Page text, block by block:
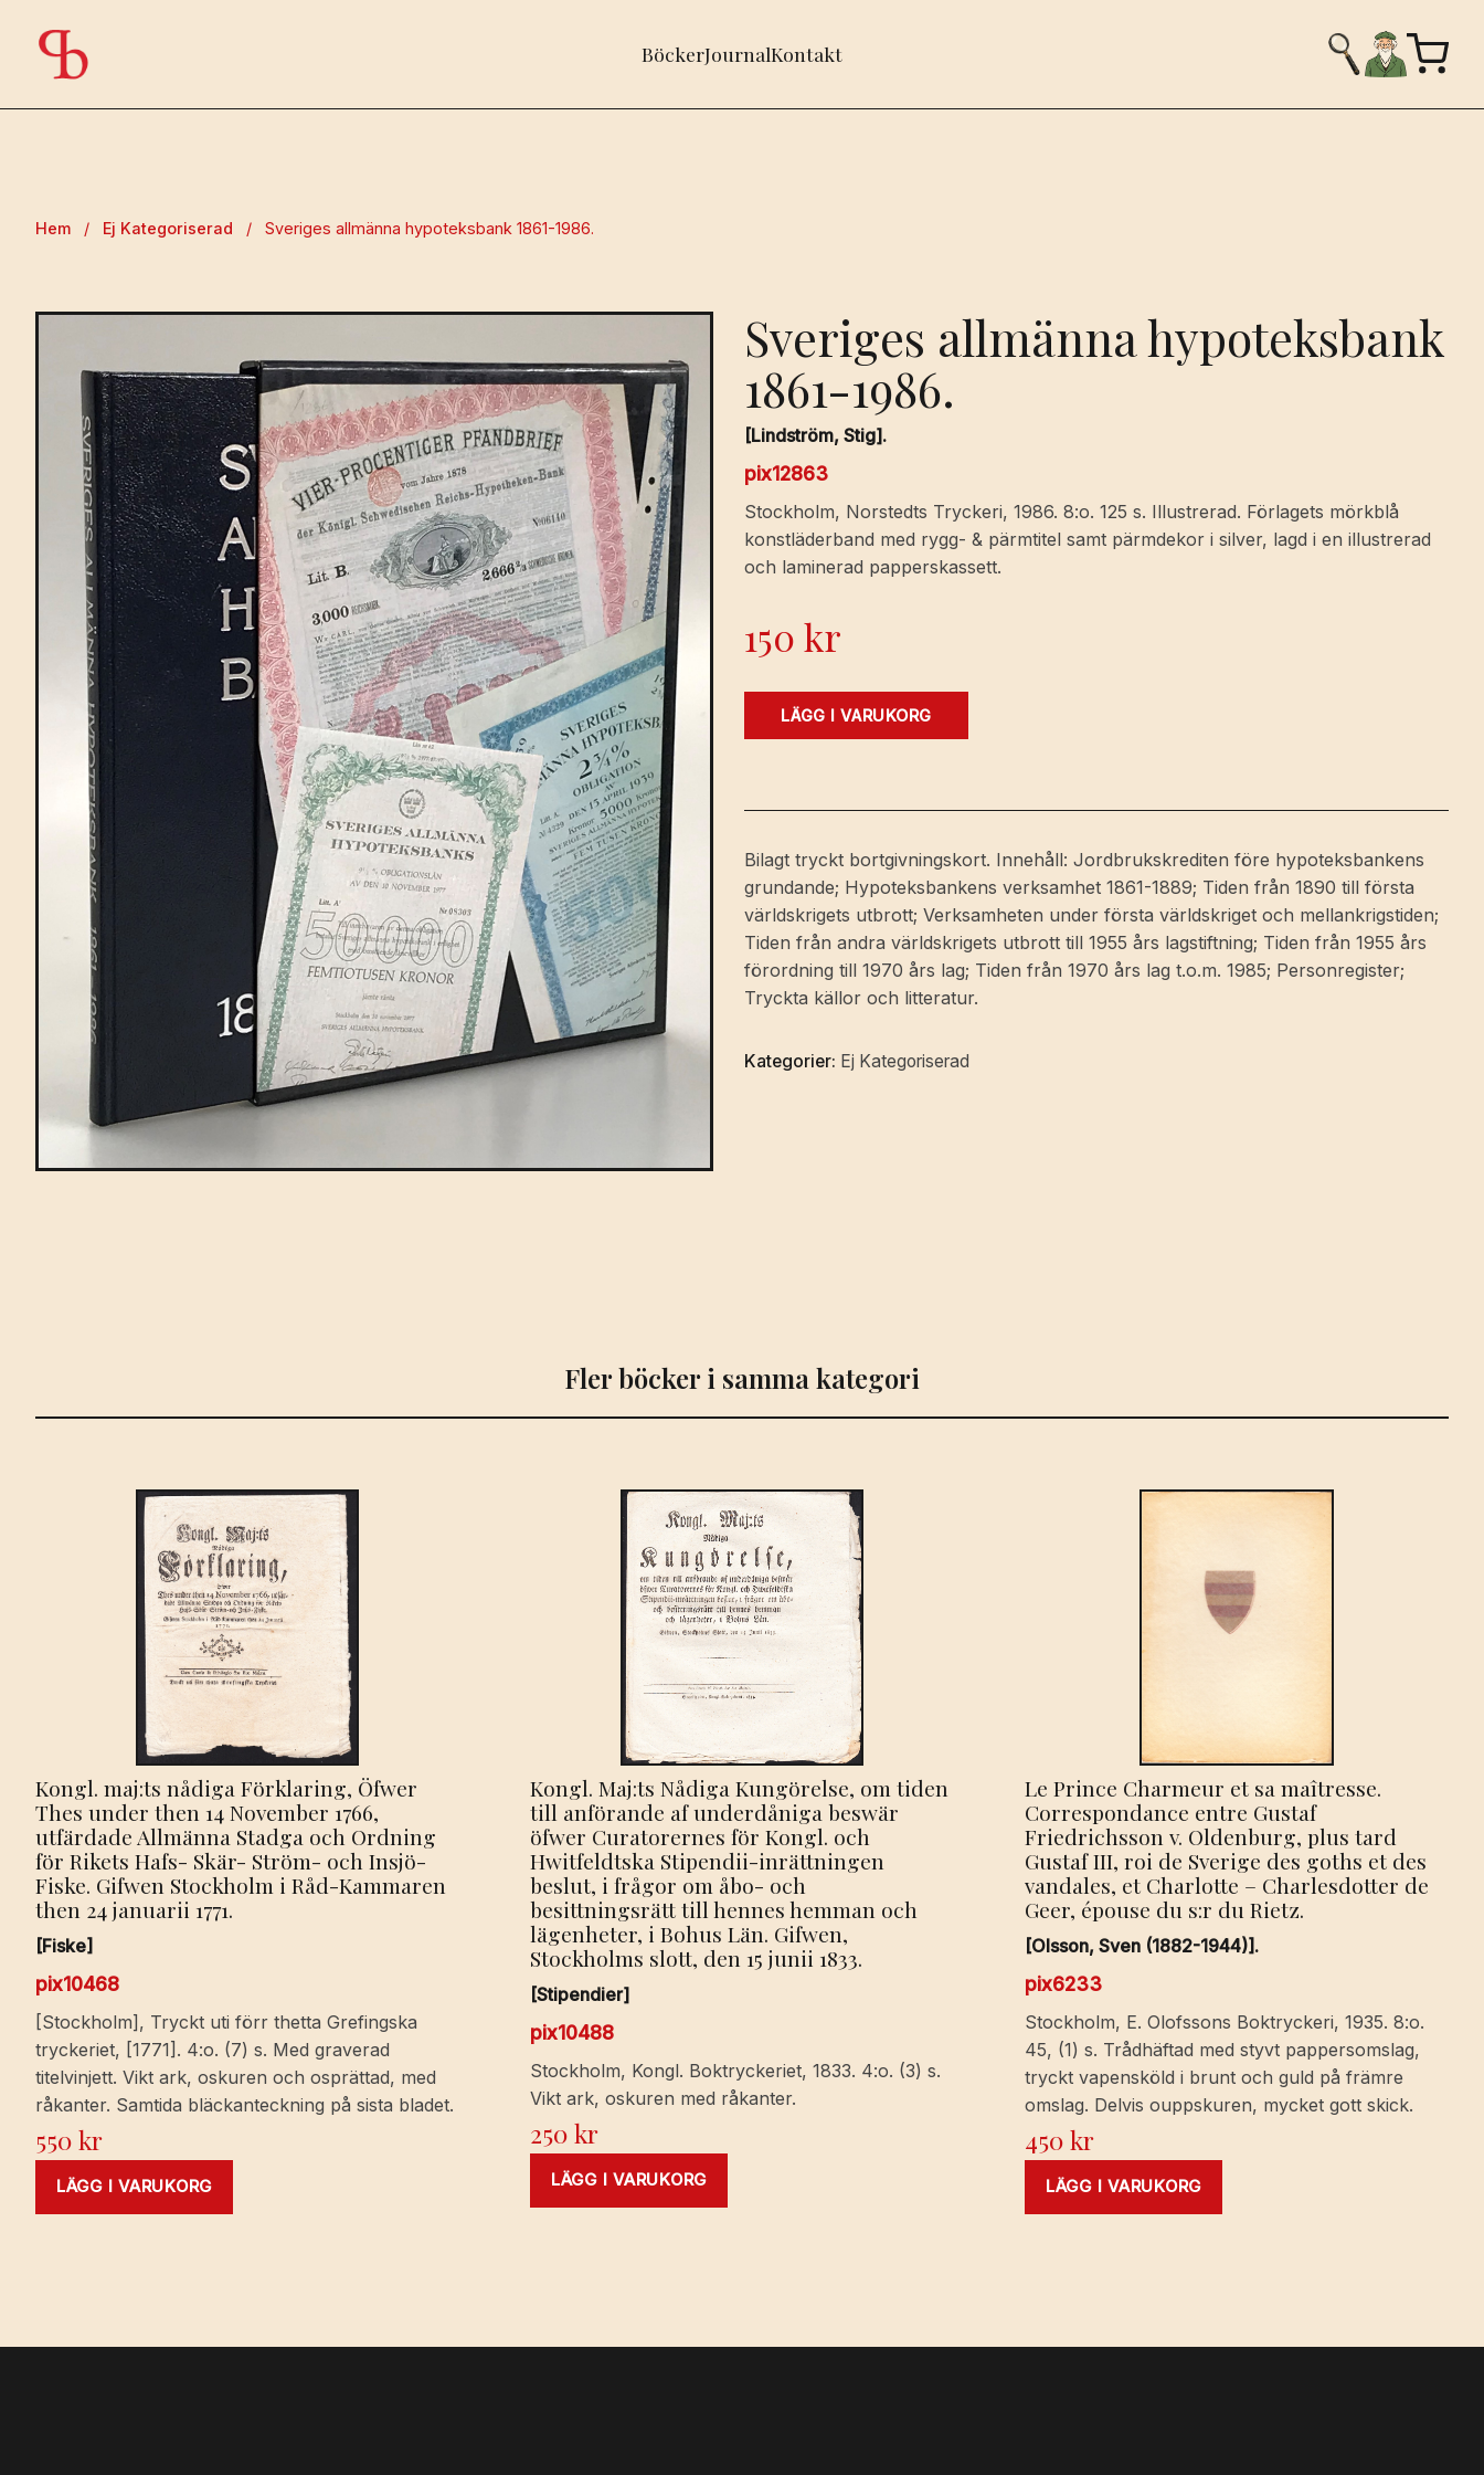
BöckerJournalKontakt
Hem / Ej Kategoriserad / Sveriges allmänna hypoteksbank 1861-1986.
Sveriges allmänna hypoteksbank
1861-1986.
[Lindström, Stig].
pix12863
Stockholm, Norstedts Tryckeri, 1986. 8:o. 125 s. Illustrerad. Förlagets mörkblå
konstläderband med rygg- & pärmtitel samt pärmdekor i silver, lagd i en illustrerad
och laminerad papperskassett.
150kr
Sveriges
1986.
LÄGG I VARUKORG
Bilagt tryckt bortgivningskort. Innehåll: Jordbrukskrediten före hypoteksbankens
grundande; Hypoteksbankens verksamhet 1861-1889; Tiden från 1890 till första
världskrigets utbrott; Verksamheten under första världskriget och mellankrigstiden;
Tiden från andra världskrigets utbrott till 1955 års lagstiftning; Tiden från 1955 års
förordning till 1970 års lag; Tiden från 1970 års lag t.o.m. 1985; Personregister;
Tryckta källor och litteratur.
Kategorier: Ej Kategoriserad
Fler böcker i samma kategori
Kongl. maj:ts nådiga Förklaring, Öfwer
Thes under then 14 November 1766,
utfärdade Allmänna Stadga och Ordning
för Rikets Hafs- Skär- Ström- och Insjö-
Fiske. Gifwen Stockholm i Råd-Kammaren
then 24 januarii 1771.
[Fiske]
pix10468
[Stockholm], Tryckt uti förr thetta Grefingska
tryckeriet, [1771]. 4:o. (7) s. Med graverad
titelvinjett. Vikt ark, oskuren och osprättad, med
råkanter. Samtida bläckanteckning på sista bladet.
550kr
LÄGG I VARUKORG
Kongl. Maj:ts Nådiga Kungörelse, om tiden
till anförande af underdåniga beswär
öfwer Curatorernes för Kongl. och
Hwitfeldtska Stipendii-inrättningen
beslut, i frågor om åbo- och
besittningsrätt till hennes hemman och
lägenheter, i Bohus Län. Gifwen,
Stockholms slott, den 15 junii 1833.
[Stipendier]
pix10488
Stockholm, Kongl. Boktryckeriet, 1833. 4:o. (3) s.
Vikt ark, oskuren med råkanter.
250kr
LÄGG I VARUKORG
Le Prince Charmeur et sa maîtresse.
Correspondance entre Gustaf
Friedrichsson v. Oldenburg, plus tard
Gustaf III, roi de Sverige des goths et des
vandales, et Charlotte – Charlesdotter de
Geer, épouse du s:r du Rietz.
[Olsson, Sven (1882-1944)].
pix6233
Stockholm, E. Olofssons Boktryckeri, 1935. 8:o.
45, (1) s. Trådhäftad med styvt pappersomslag,
tryckt vapensköld i brunt och guld på främre
omslag. Delvis ouppskuren, mycket gott skick.
450kr
LÄGG I VARUKORG